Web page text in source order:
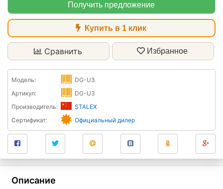
Получить предложение
Купить в 1 клик
Сравнить Избранное
Модель:
DG-U3
Артикул:
DG-U3
Производитель:
STALEX
Сертификат:
Официальный дилер
Описание